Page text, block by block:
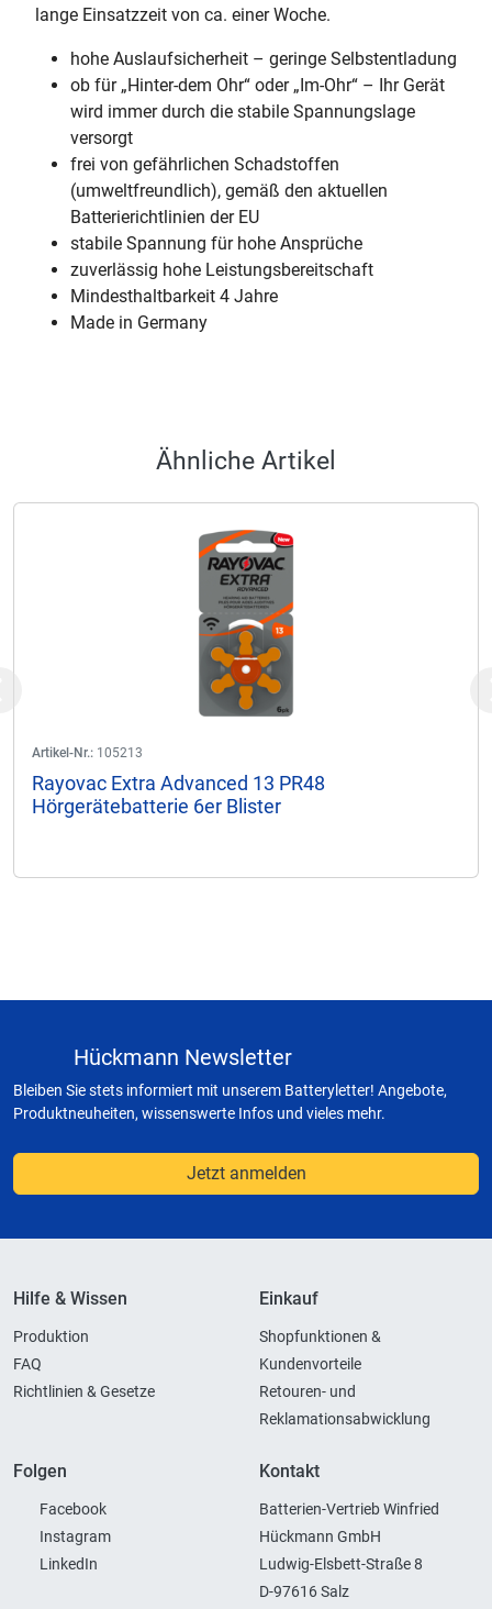
lange Einsatzzeit von ca. einer Woche.
hohe Auslaufsicherheit – geringe Selbstentladung
ob für „Hinter-dem Ohr“ oder „Im-Ohr“ – Ihr Gerät
wird immer durch die stabile Spannungslage
versorgt
frei von gefährlichen Schadstoffen
(umweltfreundlich), gemäß den aktuellen
Batterierichtlinien der EU
stabile Spannung für hohe Ansprüche
zuverlässig hohe Leistungsbereitschaft
Mindesthaltbarkeit 4 Jahre
Made in Germany
Ähnliche Artikel
Artikel-Nr.: 105213
Rayovac Extra Advanced 13 PR48
Hörgerätebatterie 6er Blister
Hückmann Newsletter
Bleiben Sie stets informiert mit unserem Batteryletter! Angebote,
Produktneuheiten, wissenswerte Infos und vieles mehr.
Jetzt anmelden
Hilfe & Wissen
Produktion
FAQ
Richtlinien & Gesetze
Einkauf
Shopfunktionen &
Kundenvorteile
Retouren- und
Reklamationsabwicklung
Folgen
Facebook
Instagram
LinkedIn
Kontakt
Batterien-Vertrieb Winfried
Hückmann GmbH
Ludwig-Elsbett-Straße 8
D-97616 Salz